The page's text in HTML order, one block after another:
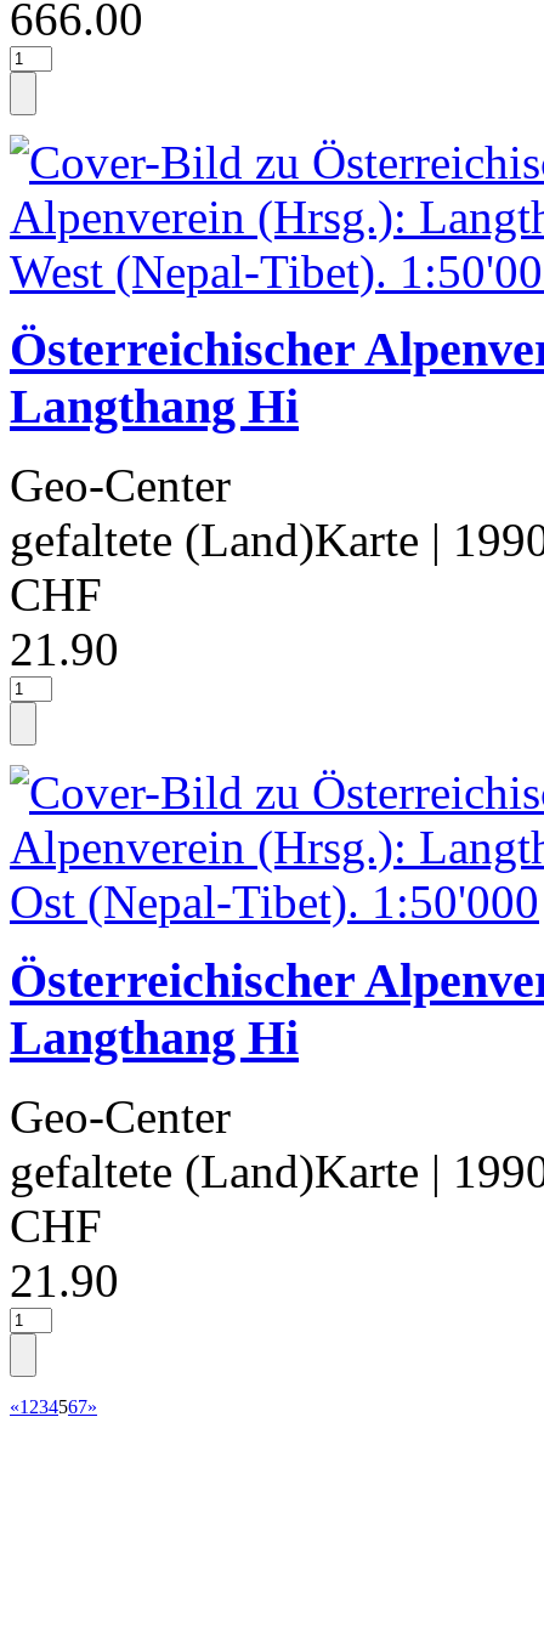
666.00
Österreichischer
Langthang Hi
Geo-Center
gefaltete (Land)Karte |
CHF
21.90
Österreichischer
Langthang Hi
Geo-Center
gefaltete (Land)Karte |
CHF
21.90
«1 234567»